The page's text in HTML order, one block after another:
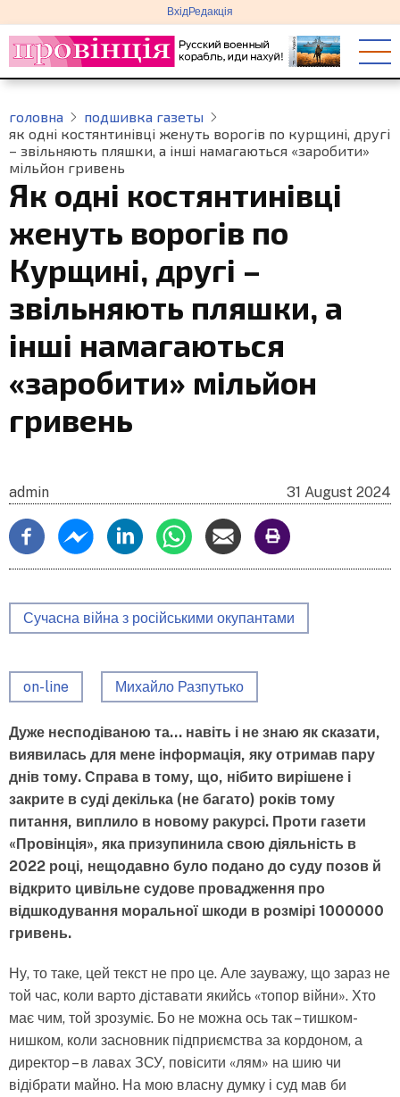
до
основного
вмісту
меню
облікового
запису
користувача
ВхідРедакція
головна
подшивка газеты
як одні костянтинівці женуть ворогів по курщині, другі
– звільняють пляшки, а інші намагаються «заробити»
мільйон гривень
Як одні костянтинівці
женуть ворогів по
Курщині, другі –
звільняють пляшки, а
інші намагаються
«заробити» мільйон
гривень
admin 31 August 2024
Сучасна війна з російськими окупантами
on-line Михайло Разпутько
Дуже несподіваною та… навіть і не знаю як сказати,
виявилась для мене інформація, яку отримав пару
днів тому. Справа в тому, що, нібито вирішене і
закрите в суді декілька (не багато) років тому
питання, виплило в новому ракурсі. Проти газети
«Провінція», яка призупинила свою діяльність в
2022 році, нещодавно було подано до суду позов й
відкрито цивільне судове провадження про
відшкодування моральної шкоди в розмірі 1000000
гривень.
Ну, то таке, цей текст не про це. Але зауважу, що зараз не
той час, коли варто діставати якийсь «топор війни». Хто
має чим, той зрозуміє. Бо не можна ось так – тишком-
нишком, коли засновник підприємства за кордоном, а
директор – в лавах ЗСУ, повісити «лям» на шию чи
відібрати майно. На мою власну думку і суд мав би